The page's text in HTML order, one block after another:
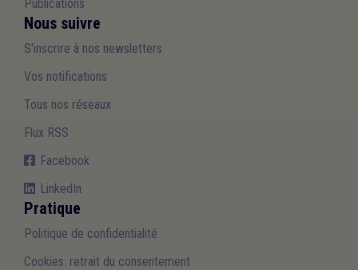
Publications
Nous suivre
S'inscrire à nos newsletters
Vos notifications
Tous nos réseaux
Flux RSS
Facebook
LinkedIn
Pratique
Politique de confidentialité
Cookies: retrait du consentement